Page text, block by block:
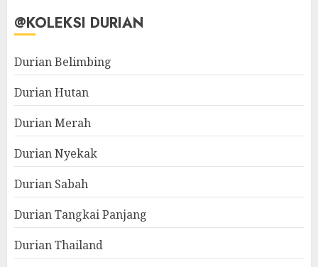
@KOLEKSI DURIAN
Durian Belimbing
Durian Hutan
Durian Merah
Durian Nyekak
Durian Sabah
Durian Tangkai Panjang
Durian Thailand